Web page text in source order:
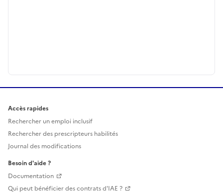
Accès rapides
Rechercher un emploi inclusif
Rechercher des prescripteurs habilités
Journal des modifications
Besoin d'aide ?
Documentation
Qui peut bénéficier des contrats d'IAE ?